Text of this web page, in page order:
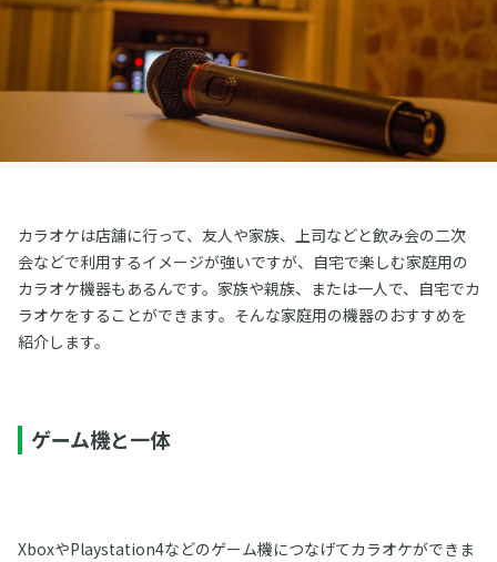
カラオケは店舗に行って、友人や家族、上司などと飲み会の二次
会などで利用するイメージが強いですが、自宅で楽しむ家庭用の
カラオケ機器もあるんです。家族や親族、または一人で、自宅でカ
ラオケをすることができます。そんな家庭用の機器のおすすめを
紹介します。
ゲーム機と一体
XboxやPlaystation4などのゲーム機につなげてカラオケができま